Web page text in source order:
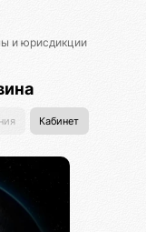
и юрисдикции
Кабинет